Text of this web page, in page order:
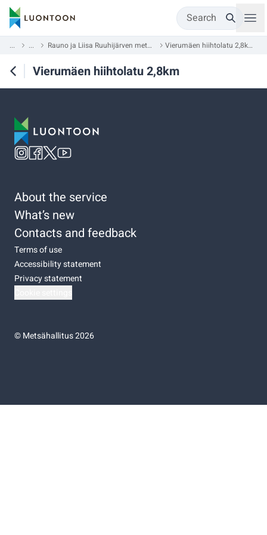
Search
... ... Rauno ja Liisa Ruuhijärven metsä Vierumäen hiihtolatu 2,8km
Vierumäen hiihtolatu 2,8km
About the service
What’s new
Contacts and feedback
Terms of use
Accessibility statement
Privacy statement
©Metsähallitus 2026